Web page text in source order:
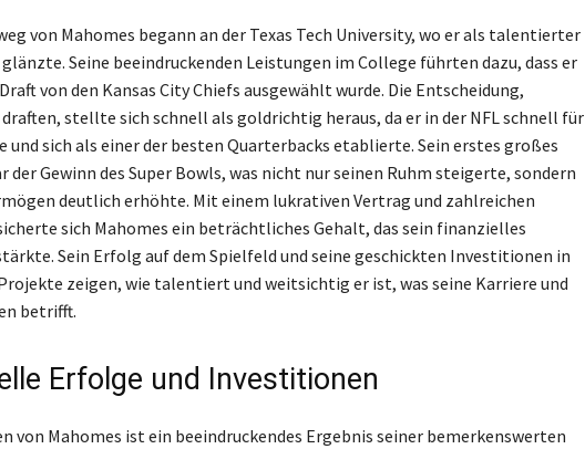
von Mahomes begann an der Texas Tech University, wo er als talentierter
Seine beeindruckenden Leistungen im College führten dazu, dass er
von den Kansas City Chiefs ausgewählt wurde. Die Entscheidung,
draften, stellte sich schnell als goldrichtig heraus, da er in der NFL schnell für
und sich als einer der besten Quarterbacks etablierte. Sein erstes großes
der Gewinn des Super Bowls, was nicht nur seinen Ruhm steigerte, sondern
deutlich erhöhte. Mit einem lukrativen Vertrag und zahlreichen
sich Mahomes ein beträchtliches Gehalt, das sein finanzielles
Sein Erfolg auf dem Spielfeld und seine geschickten Investitionen in
zeigen, wie talentiert und weitsichtig er ist, was seine Karriere und
betrifft.
Erfolge und Investitionen
von Mahomes ist ein beeindruckendes Ergebnis seiner bemerkenswerten